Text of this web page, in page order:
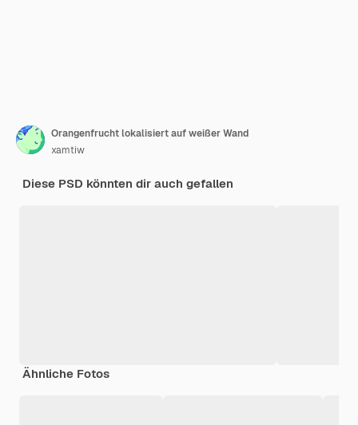
Orangenfrucht lokalisiert auf weißer Wand
xamtiw
Diese PSD könnten dir auch gefallen
Ähnliche Fotos